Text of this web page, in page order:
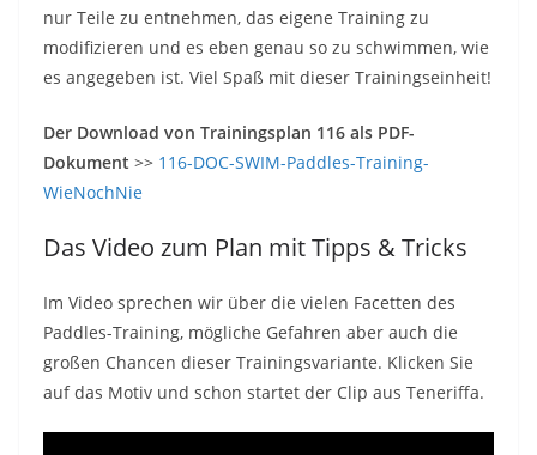
nur Teile zu entnehmen, das eigene Training zu
modifizieren und es eben genau so zu schwimmen, wie
es angegeben ist. Viel Spaß mit dieser Trainingseinheit!
Der Download von Trainingsplan 116 als PDF-
Dokument >> 116-DOC-SWIM-Paddles-Training-
WieNochNie
Das Video zum Plan mit Tipps & Tricks
Im Video sprechen wir über die vielen Facetten des
Paddles-Training, mögliche Gefahren aber auch die
großen Chancen dieser Trainingsvariante. Klicken Sie
auf das Motiv und schon startet der Clip aus Teneriffa.